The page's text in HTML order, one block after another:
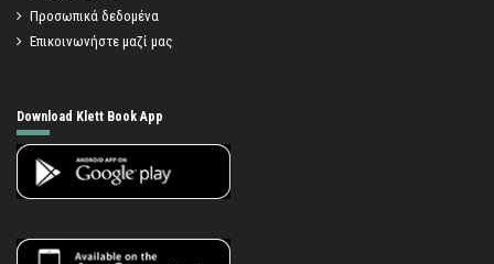
Προσωπικά δεδομένα
Επικοινωνήστε μαζί μας
Download Klett Book App